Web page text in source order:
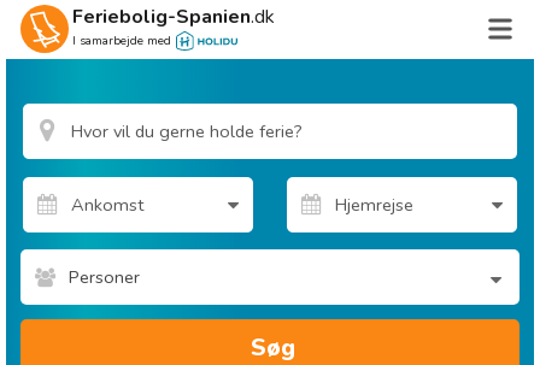
Feriebolig-Spanien.dk
I samarbejde med
Personer
Søg